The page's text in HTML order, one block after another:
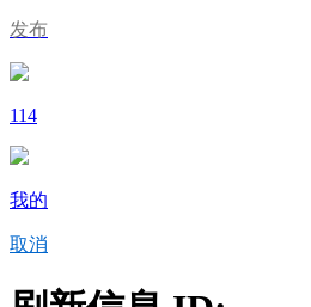
发布
114
我的
取消